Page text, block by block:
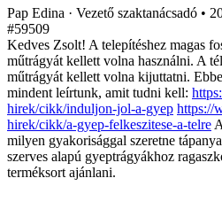
Pap Edina · Vezető szaktanácsadó •
#59509
Kedves Zsolt! A telepítéshez magas
műtrágyát kellett volna használni. A
műtrágyát kellett volna kijuttatni.
mindent leírtunk, amit tudni kell:
hirek/cikk/induljon-jol-a-gyep https://
hirek/cikk/a-gyep-felkeszitese-a-telre
milyen gyakorisággal szeretne
szerves alapú gyeptrágyákhoz
terméksort ajánlani.